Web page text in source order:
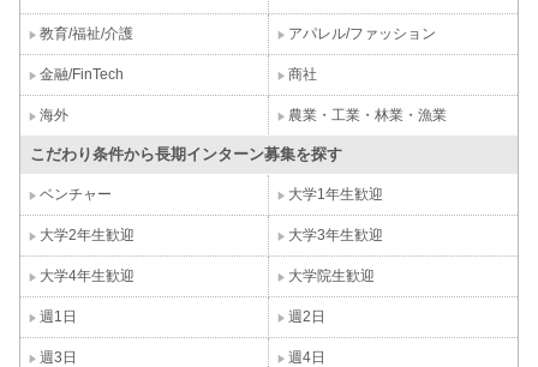
教育/福祉/介護 アパレル/ファッション
金融/FinTech 商社
海外 農業・工業・林業・漁業
こだわり条件から長期インターン募集を探す
ベンチャー 大学1年生歓迎
大学2年生歓迎 大学3年生歓迎
大学4年生歓迎 大学院生歓迎
週1日 週2日
週3日 週4日